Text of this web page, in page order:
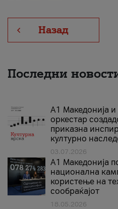
Назад
Последни
А1 Македонија
оркестар
приказна
културно
03.07.2026
A1 Македонија
национална
користење на
сообраќајот
18.05.2026